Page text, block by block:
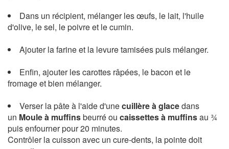
Dans un récipient, mélanger les œufs, le lait, l'huile
d'olive, le sel, le poivre et le cumin.
Ajouter la farine et la levure tamisées puis mélanger.
Enfin, ajouter les carottes râpées, le bacon et le
fromage et bien mélanger.
Verser la pâte à l'aide d'unecuillère à glacedans
un Moule à muffinsbeurré ou caissettes à muffinsau ¾
puis enfourner pour 20 minutes.
Contrôler la cuisson avec un cure-dents, la pointe doit